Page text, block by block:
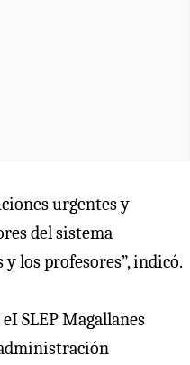
urgentes y
del sistema
y los profesores”, indicó.
SLEP Magallanes